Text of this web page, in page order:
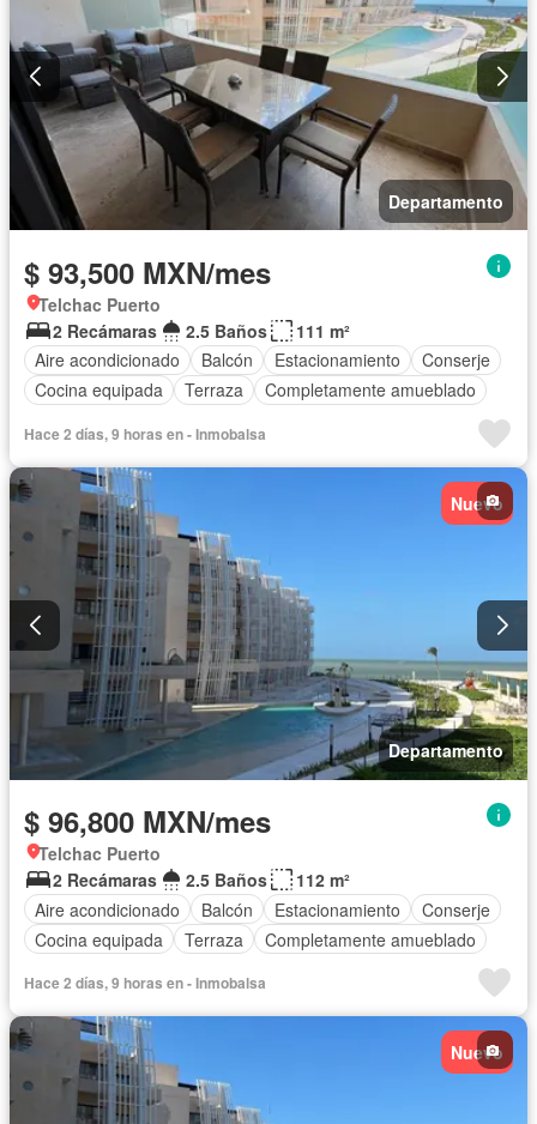
Departamento
$ 93,500 MXN/mes
Telchac Puerto
2 Recámaras
2.5 Baños
111 m²
Aire acondicionado
Balcón Estacionamiento
Conserje
Cocina equipada
Terraza Completamente amueblado
Hace 2 días, 9 horas en - Inmobalsa
Nuevo
Departamento
$ 96,800 MXN/mes
Telchac Puerto
2 Recámaras
2.5 Baños
112 m²
Aire acondicionado
Balcón Estacionamiento
Conserje
Cocina equipada
Terraza Completamente amueblado
Hace 2 días, 9 horas en - Inmobalsa
Nuevo